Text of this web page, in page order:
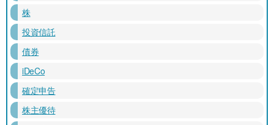
株
投資信託
債券
iDeCo
確定申告
株主優待